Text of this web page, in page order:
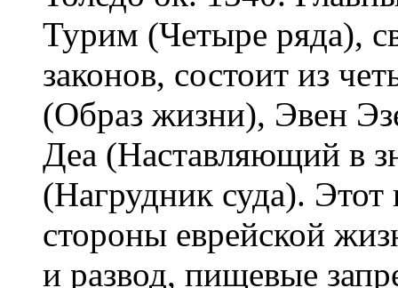
Турим (Четыре ряда),
законов, состоит из
(Образ жизни), Эвен
Деа (Наставляющий в
(Нагрудник суда).
стороны еврейской
и развод, пищевые